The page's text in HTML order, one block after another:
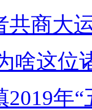
共商大
啥这位
2019年